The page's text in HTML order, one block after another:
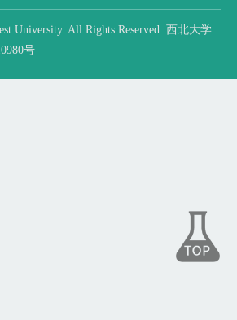
University. All Rights Reserved. 西北大学
号